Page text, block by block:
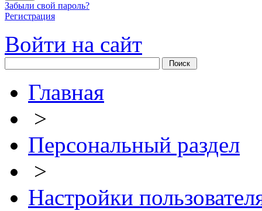
Забыли свой пароль?
Регистрация
Войти на сайт
Главная
>
Персональный раздел
>
Настройки